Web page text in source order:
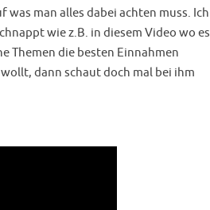
man alles dabei achten muss. Ich
wie z.B. in diesem Video wo es
Themen die besten Einnahmen
dann schaut doch mal bei ihm